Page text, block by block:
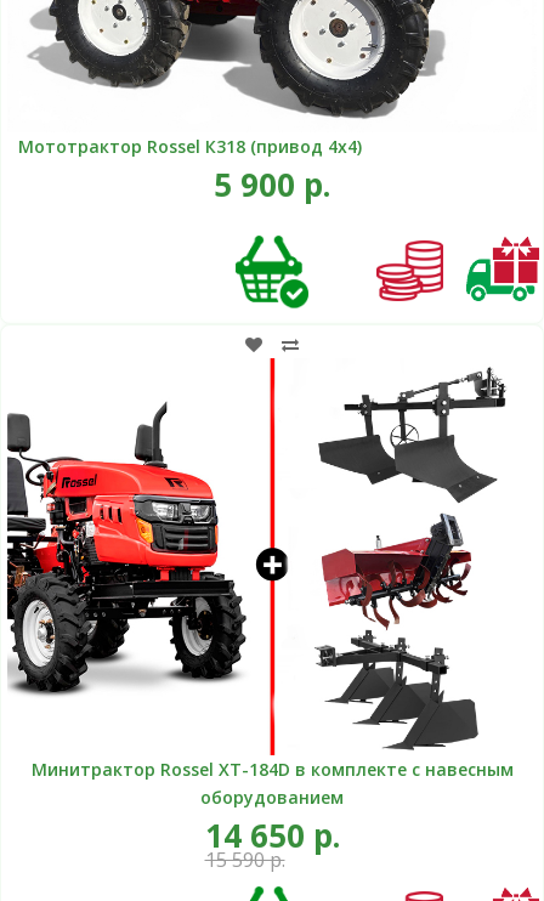
Мототрактор Rossel К318 (привод 4х4)
5 900 р.
Минитрактор Rossel XT-184D в комплекте с навесным
оборудованием
14 650 р.
15 590 р.